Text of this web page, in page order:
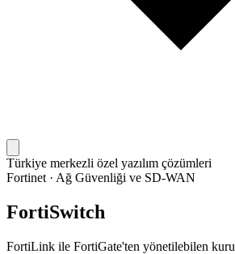
Türkiye merkezli özel yazılım çözümleri
Fortinet · Ağ Güvenliği ve SD-WAN
FortiSwitch
FortiLink ile FortiGate'ten yönetilebilen